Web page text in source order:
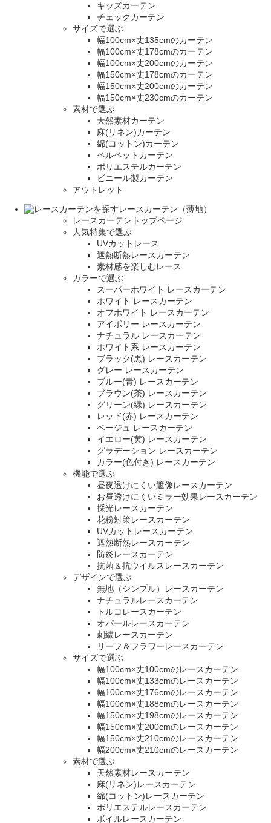
キッズカーテン
チェックカーテン
サイズで選ぶ
幅100cm×丈135cmのカーテン
幅100cm×丈178cmのカーテン
幅100cm×丈200cmのカーテン
幅150cm×丈178cmのカーテン
幅150cm×丈200cmのカーテン
幅150cm×丈230cmのカーテン
素材で選ぶ
天然素材カーテン
麻(リネン)カーテン
綿(コットン)カーテン
ベルベットカーテン
ポリエステルカーテン
ビニール製カーテン
アウトレット
レースカーテン（薄地）
レースカーテントップページ
人気特集で選ぶ
UVカットレース
遮熱断熱レースカーテン
素材感を楽しむレース
カラーで選ぶ
スーパーホワイト レースカーテン
ホワイト レースカーテン
オフホワイト レースカーテン
アイボリー レースカーテン
ナチュラル レースカーテン
ホワイト系 レースカーテン
ブラック(黒) レースカーテン
グレー レースカーテン
ブルー(青) レースカーテン
ブラウン(茶) レースカーテン
グリーン(緑) レースカーテン
レッド(赤) レースカーテン
ベージュ レースカーテン
イエロー(黄) レースカーテン
グラデーション レースカーテン
カラー(色付き) レースカーテン
機能で選ぶ
昼夜透けにくい遮像レースカーテン
お昼透けにくいミラー効果レースカーテン
採光レースカーテン
花粉対策レースカーテン
UVカットレースカーテン
遮熱断熱レースカーテン
防炎レースカーテン
抗菌＆抗ウイルスレースカーテン
デザインで選ぶ
無地（シンプル）レースカーテン
ナチュラルレースカーテン
トルコレースカーテン
オパールレースカーテン
刺繍レースカーテン
リーフ＆フラワーレースカーテン
サイズで選ぶ
幅100cm×丈100cmのレースカーテン
幅100cm×丈133cmのレースカーテン
幅100cm×丈176cmのレースカーテン
幅100cm×丈188cmのレースカーテン
幅150cm×丈198cmのレースカーテン
幅150cm×丈200cmのレースカーテン
幅150cm×丈210cmのレースカーテン
幅200cm×丈210cmのレースカーテン
素材で選ぶ
天然素材レースカーテン
麻(リネン)レースカーテン
綿(コットン)レースカーテン
ポリエステルレースカーテン
ボイルレースカーテン